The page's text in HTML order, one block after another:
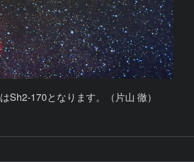
170となります。（片山 徹）